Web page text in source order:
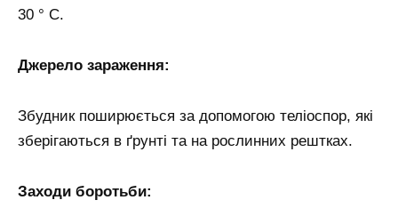
30 ° С.
Джерело зараження:
Збудник поширюється за допомогою теліоспор, які
зберігаються в ґрунті та на рослинних рештках.
Заходи боротьби: